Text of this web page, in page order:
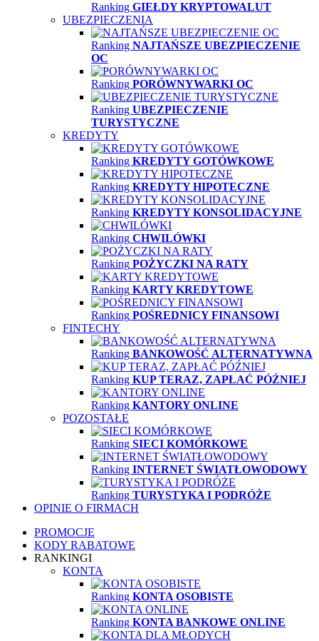
Ranking GIEŁDY KRYPTOWALUT
UBEZPIECZENIA
Ranking NAJTAŃSZE UBEZPIECZENIE
OC
Ranking PORÓWNYWARKI OC
Ranking UBEZPIECZENIE
TURYSTYCZNE
KREDYTY
Ranking KREDYTY GOTÓWKOWE
Ranking KREDYTY HIPOTECZNE
Ranking KREDYTY KONSOLIDACYJNE
Ranking CHWILÓWKI
Ranking POŻYCZKI NA RATY
Ranking KARTY KREDYTOWE
Ranking POŚREDNICY FINANSOWI
FINTECHY
Ranking BANKOWOŚĆ ALTERNATYWNA
Ranking KUP TERAZ, ZAPŁAĆ PÓŹNIEJ
Ranking KANTORY ONLINE
POZOSTAŁE
Ranking SIECI KOMÓRKOWE
Ranking INTERNET ŚWIATŁOWODOWY
Ranking TURYSTYKA I PODRÓŻE
OPINIE O FIRMACH
PROMOCJE
KODY RABATOWE
RANKINGI
KONTA
Ranking KONTA OSOBISTE
Ranking KONTA BANKOWE ONLINE